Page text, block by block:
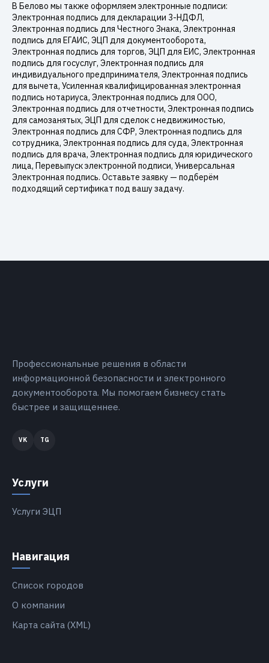
В Белово мы также оформляем электронные подписи:
Электронная подпись для декларации 3-НДФЛ,
Электронная подпись для Честного Знака, Электронная
подпись для ЕГАИС, ЭЦП для документооборота,
Электронная подпись для торгов, ЭЦП для ЕИС, Электронная
подпись для госуслуг, Электронная подпись для
индивидуального предпринимателя, Электронная подпись
для вычета, Усиленная квалифицированная электронная
подпись нотариуса, Электронная подпись для ООО,
Электронная подпись для отчетности, Электронная подпись
для самозанятых, ЭЦП для сделок с недвижимостью,
Электронная подпись для СФР, Электронная подпись для
сотрудника, Электронная подпись для суда, Электронная
подпись для врача, Электронная подпись для юридического
лица, Перевыпуск электронной подписи, Универсальная
Электронная подпись. Оставьте заявку — подберём
подходящий сертификат под вашу задачу.
Профессиональные решения в области
информационной безопасности и электронного
документооборота. Мы помогаем бизнесу стать
быстрее и защищеннее.
Услуги
Услуги ЭЦП
Навигация
Список городов
О компании
Карта сайта (XML)